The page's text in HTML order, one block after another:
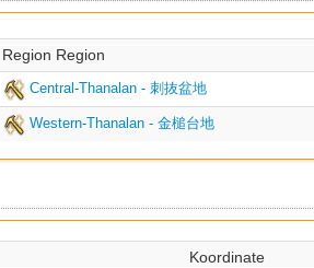
Region Region
Central-Thanalan - 刺抜盆地
Western-Thanalan - 金槌台地
Koordinate